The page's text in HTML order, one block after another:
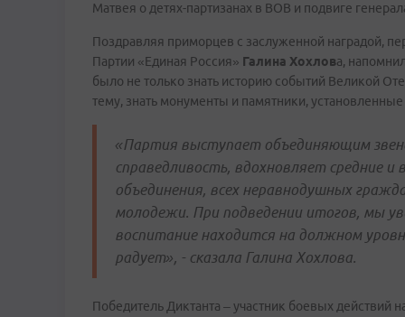
Матвея о детях-партизанах в ВОВ и подвиге
Поздравляя приморцев с заслуженной наградой,
Партии «Единая Россия» Галина Хохлова,
было не только знать историю событий Великой
тему, знать монументы и памятники,
«Партия выступает объединяющим
справедливость, вдохновляет средние
объединения, всех неравнодушных
молодежи. При подведении итогов, мы
воспитание находится на должном
радует», - сказала Галина Хохлова.
Победитель Диктанта – участник боевых действий